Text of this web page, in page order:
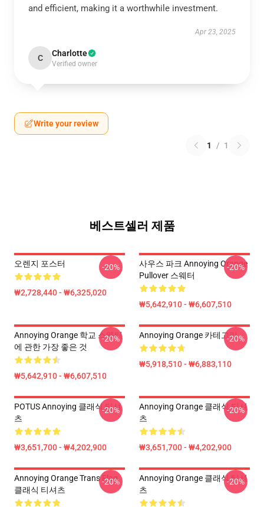
and efficient, making it a worthwhile investment.
Apr 23, 2025
C Charlotte
Verified owner
Write your review
1 / 1
베스트셀러 제품
오렌지 포스터
₩2,728,440 - ₩6,325,020
-20%
사우스 파크 Annoying Orange
Pullover 스웨터
₩5,642,910 - ₩6,607,510
-20%
Annoying Orange 학교 스웨터
에 관한 가장 좋은 것
₩5,642,910 - ₩6,607,510
-20% Annoying Orange 카테고리
₩5,918,510 - ₩6,883,110
-20%
POTUS Annoying 클래식 티셔
츠
₩3,651,700 - ₩4,202,900
-20%
Annoying Orange 클래식 티셔
츠
₩3,651,700 - ₩4,202,900
-20%
Annoying Orange Trans Flag
클래식 티셔츠
-20%
Annoying Orange 클래식 티셔
츠
-20%